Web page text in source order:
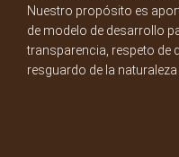
Nuestro propósito es
de modelo de desarrollo
transparencia, respeto de
resguardo de la